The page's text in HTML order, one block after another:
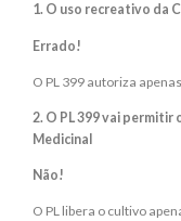
1. O uso recreativo da
Errado!
O PL 399 autoriza
2. O PL 399 vai
Medicinal
Não!
O PL libera o cultivo